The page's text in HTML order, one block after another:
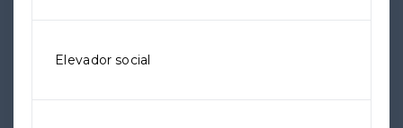
Elevador social